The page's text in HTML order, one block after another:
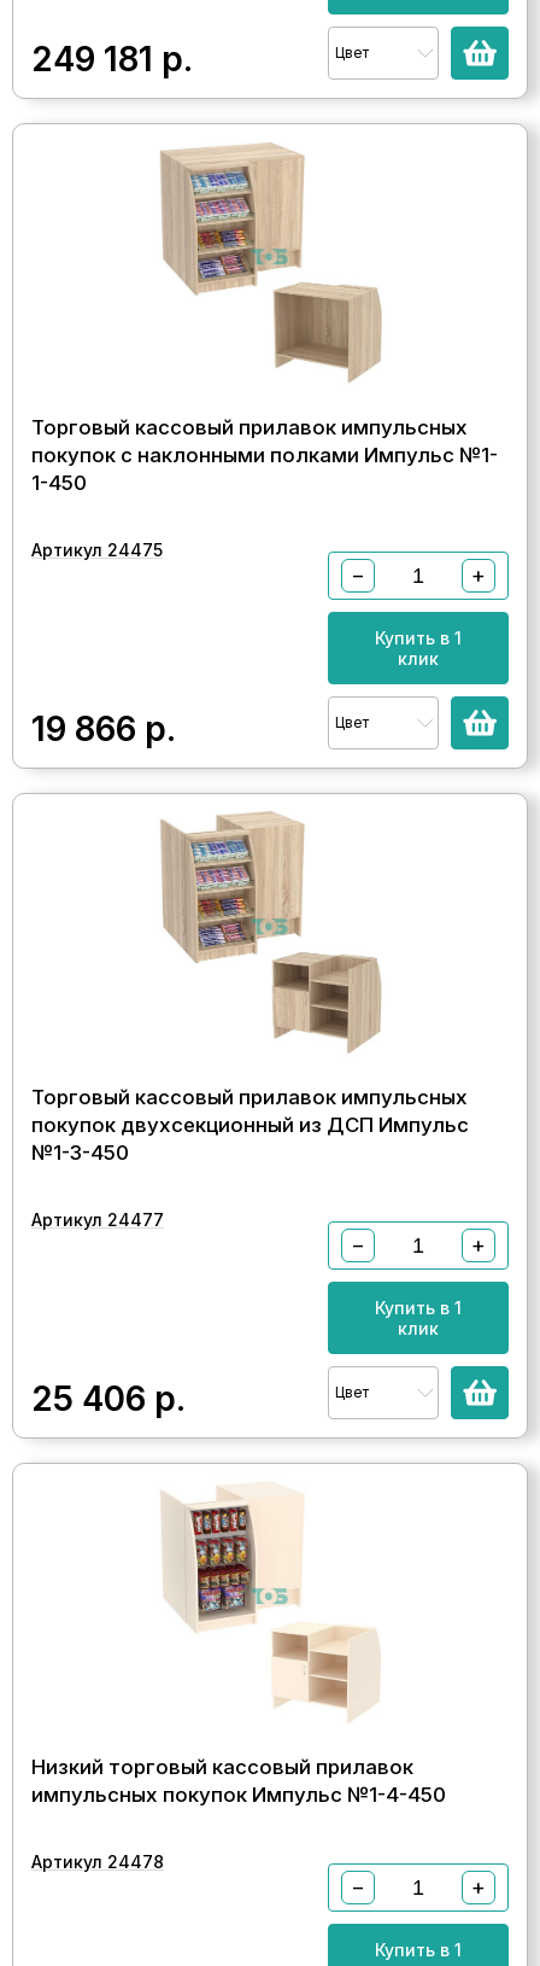
249 181 р. Цвет
Торговый кассовый прилавок импульсных
покупок с наклонными полками Импульс №1-
1-450
Артикул 24475
19 866 р.
− +
Купить в 1
клик
Цвет
Торговый кассовый прилавок импульсных
покупок двухсекционный из ДСП Импульс
№1-3-450
Артикул 24477
25 406 р.
− +
Купить в 1
клик
Цвет
Низкий торговый кассовый прилавок
импульсных покупок Импульс №1-4-450
Артикул 24478
− +
Купить в 1